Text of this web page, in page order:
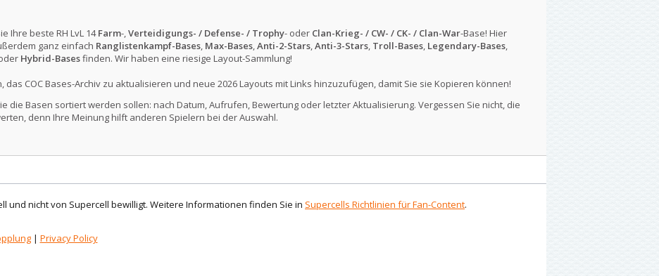
Ihre beste RH LvL 14Farm-,Verteidigungs- / Defense- / Trophy- oder Clan-Krieg- / CW- / CK- / Clan-War-Base! Hier
ganz einfach Ranglistenkampf-Bases, Max-Bases,Anti-2-Stars,Anti-3-Stars, Troll-Bases, Legendary-Bases,
Hybrid-Basesfinden. Wir haben eine riesige Layout-Sammlung!
das COC Bases-Archiv zu aktualisieren und neue 2026 Layouts mit Links hinzuzufügen, damit Sie sie Kopieren können!
die Basen sortiert werden sollen: nach Datum, Aufrufen, Bewertung oder letzter Aktualisierung. Vergessen Sie nicht, die
denn Ihre Meinung hilft anderen Spielern bei der Auswahl.
und nicht von Supercell bewilligt. Weitere Informationen finden Sie in Supercells Richtlinien für Fan-Content.
| Privacy Policy